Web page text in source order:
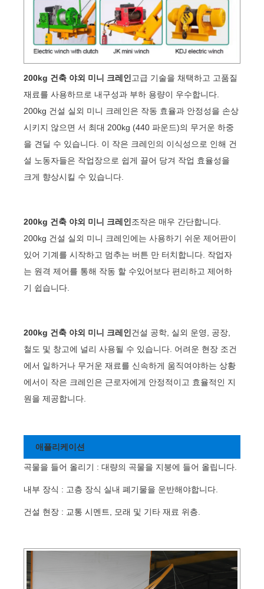
200kg 건축 야외 미니 크레인 고급 기술을 채택하고 고품질
재료를 사용하므로 내구성과 부하 용량이 우수합니다.
200kg 건설 실외 미니 크레인은 작동 효율과 안정성을 손상
시키지 않으면 서 최대 200kg (440 파운드)의 무거운 하중
을 견딜 수 있습니다. 이 작은 크레인의 이식성으로 인해 건
설 노동자들은 작업장으로 쉽게 끌어 당겨 작업 효율성을
크게 향상시킬 수 있습니다.
200kg 건축 야외 미니 크레인 조작은 매우 간단합니다.
200kg 건설 실외 미니 크레인에는 사용하기 쉬운 제어판이
있어 기계를 시작하고 멈추는 버튼 만 터치합니다. 작업자
는 원격 제어를 통해 작동 할 수있어보다 편리하고 제어하
기 쉽습니다.
200kg 건축 야외 미니 크레인 건설 공학, 실외 운영, 공장,
철도 및 창고에 널리 사용될 수 있습니다. 어려운 현장 조건
에서 일하거나 무거운 재료를 신속하게 움직여야하는 상황
에서이 작은 크레인은 근로자에게 안정적이고 효율적인 지
원을 제공합니다.
애플리케이션
곡물을 들어 올리기 : 대량의 곡물을 지붕에 들어 올립니다.
내부 장식 : 고층 장식 실내 폐기물을 운반해야합니다.
건설 현장 : 교통 시멘트, 모래 및 기타 재료 위층.